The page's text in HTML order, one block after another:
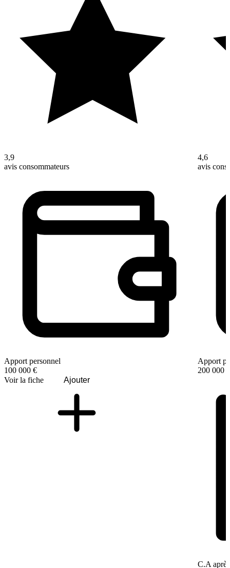
3,9
avis consommateurs
Apport personnel
100 000 €
Voir la fiche
Ajouter
4,6
avis
Apport
200 000 €
C.A